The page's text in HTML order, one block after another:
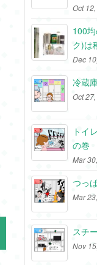
Oct
100
ク)は
Dec
冷蔵
Oct
トイ
の巻
Mar
つっ
Mar
スチ
Nov